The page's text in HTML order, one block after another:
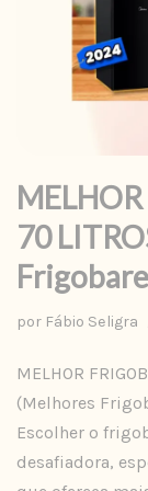
70
por Fábio Seligra
MELHOR
(Melhores
Escolher o
desafiadora,